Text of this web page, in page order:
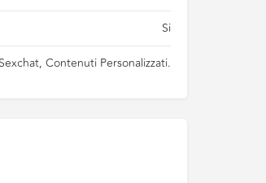
Si
Contenuti Personalizzati.